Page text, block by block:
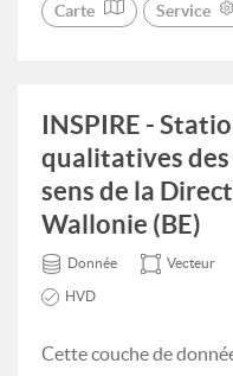
Carte Service
INSPIRE -
qualitatives
sens de la
Wallonie (BE)
Donnée Vecteur
HVD
Cette couche de